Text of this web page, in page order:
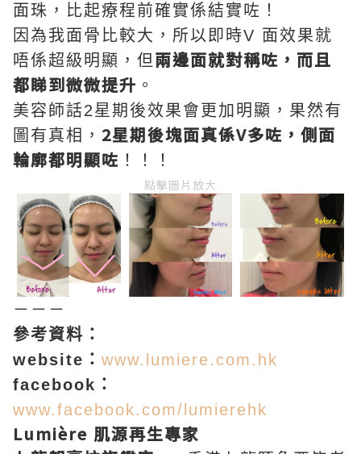
面珠，比起療程前確實係結實咗！
因為我面骨比較大，所以即時V 面效果就
唔係超級明顯，但 兩邊面就對稱咗，而且
都睇到微微提升 。
美容師話2星期後效果會更加明顯，果然有
圖有真相， 2星期後塊面真係V多咗，側面
輪廓都明顯咗 ！！！
點擊圖片放大
－－－
參考資料：
website： www.lumiere.com.hk
facebook：
www.facebook.com/lumierehk
Lumière 肌源再生專家